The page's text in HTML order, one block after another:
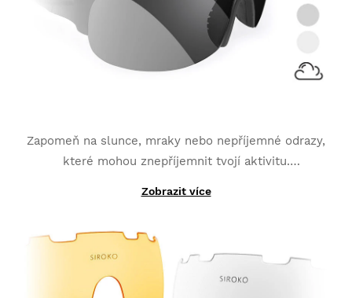
Zapomeň na slunce, mraky nebo nepříjemné odrazy,
které mohou znepříjemnit tvojí aktivitu.
Díky jejich výrobě s fotochromatickými materiály
přidané vrstvy; vyměnitelná K3 PhotoChromic skla se
mění z jedné kategorie na druhou během pouhých
několika vteřin (tyto kategorie se mohou mírně lišit,
Zobrazit více